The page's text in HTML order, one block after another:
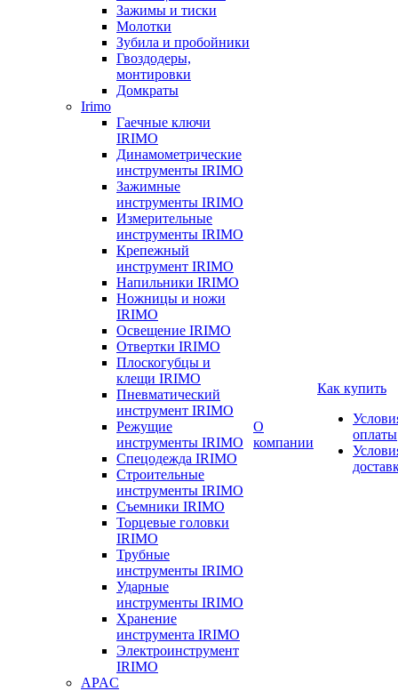
Зажимы и тиски
Молотки
Зубила и пробойники
Гвоздодеры,
монтировки
Домкраты
Irimo
Гаечные ключи
IRIMO
Динамометрические
инструменты IRIMO
Зажимные
инструменты IRIMO
Измерительные
инструменты IRIMO
Крепежный
инструмент IRIMO
Напильники IRIMO
Ножницы и ножи
IRIMO
Освещение IRIMO
Отвертки IRIMO
Плоскогубцы и
клещи IRIMO
Пневматический
инструмент IRIMO
Режущие
инструменты IRIMO
Спецодежда IRIMO
Строительные
инструменты IRIMO
Съемники IRIMO
Торцевые головки
IRIMO
Трубные
инструменты IRIMO
Ударные
инструменты IRIMO
Хранение
инструмента IRIMO
Электроинструмент
IRIMO
APAC
О
компании
Как купить
оплаты